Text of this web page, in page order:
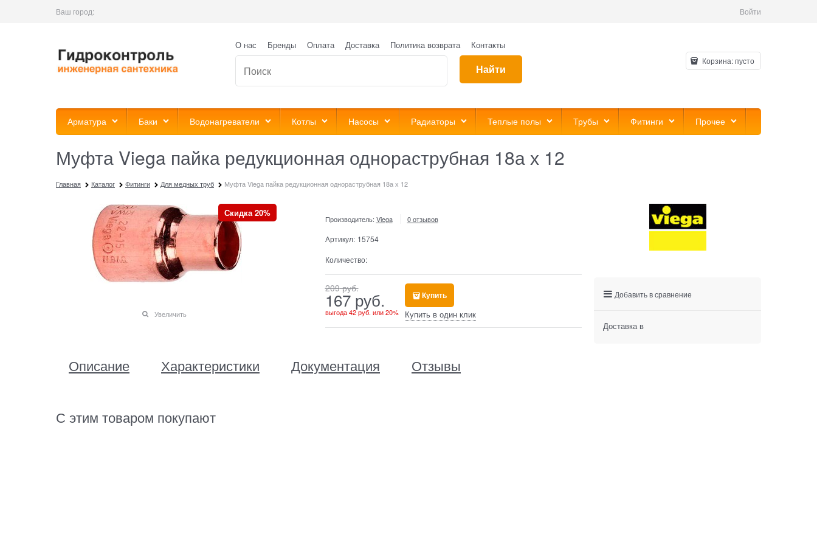
Ваш город: Войти
О нас Бренды Оплата Доставка Политика возврата Контакты
Найти
Корзина:пусто
Арматура Баки Водонагреватели Котлы Насосы Радиаторы Теплые полы Трубы Фитинги Прочее
Муфта Viega пайка редукционная однораструбная 18а х 12
Главная Каталог Фитинги Для медных труб Муфта Viega пайка редукционная однораструбная 18а х 12
Скидка 20%
Увеличить
Производитель: Viega 0 отзывов
Артикул: 15754
Количество:
209 руб.
167 руб.
выгода42 руб. или20%
Купить
Купить в один клик
Описание Характеристики Документация Отзывы
С этим товаром покупают
Добавить в сравнение
Доставка в